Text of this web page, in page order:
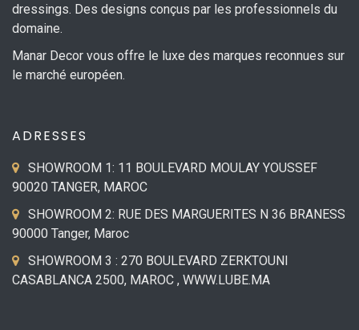
dressings. Des designs conçus par les professionnels du
domaine.
Manar Decor vous offre le luxe des marques reconnues sur
le marché européen.
ADRESSES
SHOWROOM 1: 11 BOULEVARD MOULAY YOUSSEF
90020 TANGER, MAROC
SHOWROOM 2: RUE DES MARGUERITES N 36 BRANESS
90000 Tanger, Maroc
SHOWROOM 3 : 270 BOULEVARD ZERKTOUNI
CASABLANCA 2500, MAROC , WWW.LUBE.MA